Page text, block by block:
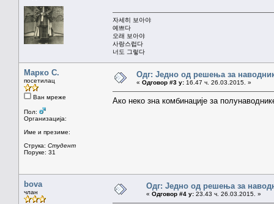
자세히 보아야
예쁘다
오래 보아야
사랑스럽다
너도 그렇다
Марко С.
посетилац
Ван мреже
Пол:
Организација:
Име и презиме:
Струка: Студент
Поруке: 31
Одг: Једно од решења за
« Одговор #3 у: 16.47 ч. 26.03.2015. »
Ако неко зна комбинације за
bova
члан
Одг: Једно од решења за
« Одговор #4 у: 23.43 ч. 26.03.2015. »